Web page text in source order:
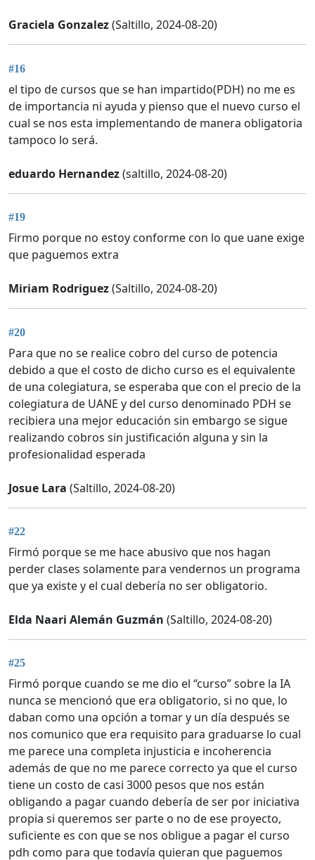
Graciela Gonzalez(Saltillo, 2024-08-20)
#16
el tipo de cursos que se han impartido(PDH) no me es
de importancia ni ayuda y pienso que el nuevo curso el
cual se nos esta implementando de manera obligatoria
tampoco lo será.
eduardo Hernandez(saltillo, 2024-08-20)
#19
Firmo porque no estoy conforme con lo que uane exige
que paguemos extra
Miriam Rodriguez(Saltillo, 2024-08-20)
#20
Para que no se realice cobro del curso de potencia
debido a que el costo de dicho curso es el equivalente
de una colegiatura, se esperaba que con el precio de la
colegiatura de UANE y del curso denominado PDH se
recibiera una mejor educación sin embargo se sigue
realizando cobros sin justificación alguna y sin la
profesionalidad esperada
Josue Lara (Saltillo, 2024-08-20)
#22
Firmó porque se me hace abusivo que nos hagan
perder clases solamente para vendernos un programa
que ya existe y el cual debería no ser obligatorio.
Elda Naari Alemán Guzmán (Saltillo, 2024-08-20)
#25
Firmó porque cuando se me dio el “curso” sobre la IA
nunca se mencionó que era obligatorio, si no que, lo
daban como una opción a tomar y un día después se
nos comunico que era requisito para graduarse lo cual
me parece una completa injusticia e incoherencia
además de que no me parece correcto ya que el curso
tiene un costo de casi 3000 pesos que nos están
obligando a pagar cuando debería de ser por iniciativa
propia si queremos ser parte o no de ese proyecto,
suficiente es con que se nos obligue a pagar el curso
pdh como para que todavía quieran que paguemos